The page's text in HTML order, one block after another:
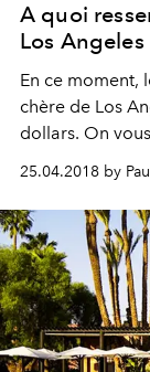
A quoi
Los Angeles
En ce moment,
chère de Los
dollars. On
25.04.2018 by